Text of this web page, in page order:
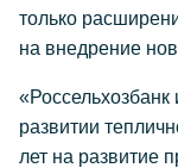
только
на внедрение
развитии
лет на развитие